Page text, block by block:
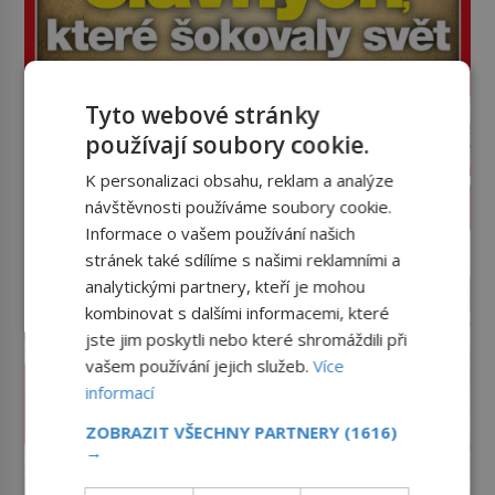
PROLISTOVAT ČASOPIS
reklama
Tyto webové stránky
používají soubory cookie.
K personalizaci obsahu, reklam a analýze
návštěvnosti používáme soubory cookie.
Informace o vašem používání našich
stránek také sdílíme s našimi reklamními a
analytickými partnery, kteří je mohou
kombinovat s dalšími informacemi, které
jste jim poskytli nebo které shromáždili při
vašem používání jejich služeb.Více
informací
ZOBRAZIT VŠECHNY PARTNERY (1616)
→